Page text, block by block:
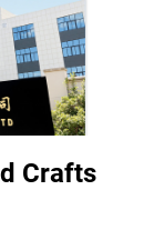
Crafts